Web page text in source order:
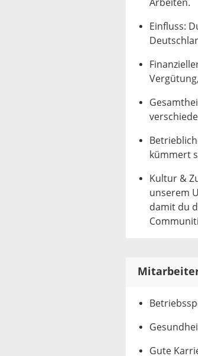
Arbeiten.
Einfluss:
kümmert
Kultur &
unserem
damit du
Gute